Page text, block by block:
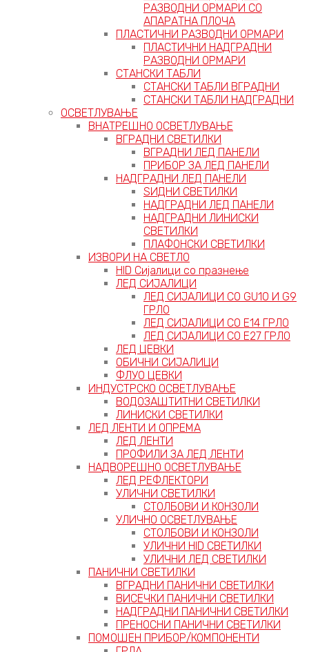
РАЗВОДНИ ОРМАРИ СО
АПАРАТНА ПЛОЧА
ПЛАСТИЧНИ РАЗВОДНИ ОРМАРИ
ПЛАСТИЧНИ НАДГРАДНИ
РАЗВОДНИ ОРМАРИ
СТАНСКИ ТАБЛИ
СТАНСКИ ТАБЛИ ВГРАДНИ
СТАНСКИ ТАБЛИ НАДГРАДНИ
ОСВЕТЛУВАЊЕ
ВНАТРЕШНО ОСВЕТЛУВАЊЕ
ВГРАДНИ СВЕТИЛКИ
ВГРАДНИ ЛЕД ПАНЕЛИ
ПРИБОР ЗА ЛЕД ПАНЕЛИ
НАДГРАДНИ ЛЕД ПАНЕЛИ
ЅИДНИ СВЕТИЛКИ
НАДГРАДНИ ЛЕД ПАНЕЛИ
НАДГРАДНИ ЛИНИСКИ
СВЕТИЛКИ
ПЛАФОНСКИ СВЕТИЛКИ
ИЗВОРИ НА СВЕТЛО
HID Сијалици со празнење
ЛЕД СИЈАЛИЦИ
ЛЕД СИЈАЛИЦИ СО GU10 И G9
ГРЛО
ЛЕД СИЈАЛИЦИ СО Е14 ГРЛО
ЛЕД СИЈАЛИЦИ СО Е27 ГРЛО
ЛЕД ЦЕВКИ
ОБИЧНИ СИЈАЛИЦИ
ФЛУО ЦЕВКИ
ИНДУСТРСКО ОСВЕТЛУВАЊЕ
ВОДОЗАШТИТНИ СВЕТИЛКИ
ЛИНИСКИ СВЕТИЛКИ
ЛЕД ЛЕНТИ И ОПРЕМА
ЛЕД ЛЕНТИ
ПРОФИЛИ ЗА ЛЕД ЛЕНТИ
НАДВОРЕШНО ОСВЕТЛУВАЊЕ
ЛЕД РЕФЛЕКТОРИ
УЛИЧНИ СВЕТИЛКИ
СТОЛБОВИ И КОНЗОЛИ
УЛИЧНО ОСВЕТЛУВАЊЕ
СТОЛБОВИ И КОНЗОЛИ
УЛИЧНИ HID СВЕТИЛКИ
УЛИЧНИ ЛЕД СВЕТИЛКИ
ПАНИЧНИ СВЕТИЛКИ
ВГРАДНИ ПАНИЧНИ СВЕТИЛКИ
ВИСЕЧКИ ПАНИЧНИ СВЕТИЛКИ
НАДГРАДНИ ПАНИЧНИ СВЕТИЛКИ
ПРЕНОСНИ ПАНИЧНИ СВЕТИЛКИ
ПОМОШЕН ПРИБОР/КОМПОНЕНТИ